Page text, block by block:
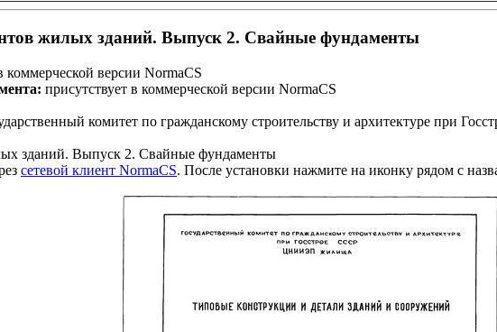
жилых зданий. Выпуск 2. Свайные фундаменты
версии NormaCS
присутствует в коммерческой версии NormaCS
комитет по гражданскому строительству и архитектуре при
зданий. Выпуск 2. Свайные фундаменты
сетевой клиент NormaCS. После установки нажмите на иконку рядом с